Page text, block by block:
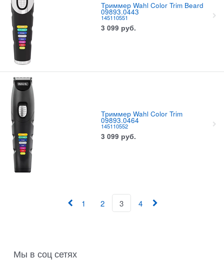
Триммер Wahl Color Trim Beard
09893.0443
145110551
3 099 руб.
Триммер Wahl Color Trim
09893.0464
145110552
3 099 руб.
1 2 3 4
Мы в соц сетях